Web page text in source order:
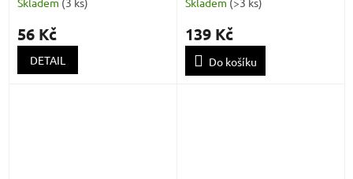
56 Kč
DETAIL
139 Kč
Do košíku